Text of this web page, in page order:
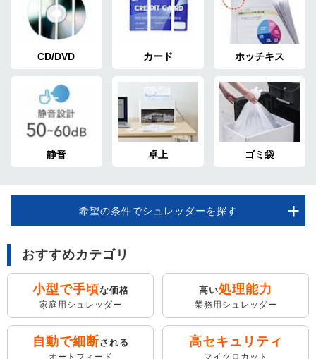
CD/DVD カード ホッチキス
静音 卓上 ゴミ袋
希望の条件でシュレッダーを探す
おすすめカテゴリ
小型で手頃な価格
家庭用シュレッダー
高い処理能力
業務用シュレッダー
自動で細断される
オートフィード
高セキュリティ
マイクロカット